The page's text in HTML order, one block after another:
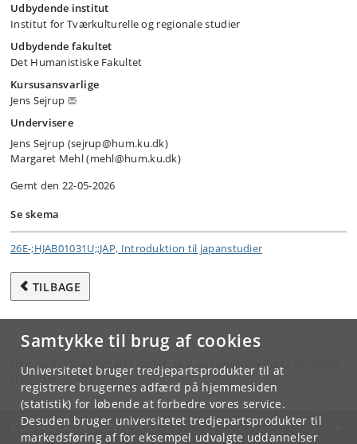
Samtykke til brug af cookies
Universitetet bruger tredjepartsprodukter til at
registrere brugernes adfærd på hjemmesiden
(statistik) for løbende at forbedre vores service.
Desuden bruger universitetet tredjepartsprodukter til
markedsføring af for eksempel udvalgte uddannelser
Udbydende institut
Institut for Tværkulturelle og regionale studier
Udbydende fakultet
Det Humanistiske Fakultet
Kursusansvarlige
Jens Sejrup
Undervisere
Jens Sejrup (sejrup@hum.ku.dk)
Margaret Mehl (mehl@hum.ku.dk)
Gemt den 22-05-2026
Se skema
26E-;HJAB01031U;;JAP, Introduktion til japanstudier
TILBAGE
Hvis du har spørgsmål til kurset, skal du henvende dig til din lokale
studieadministration.
KØBENHAVNS UNIVERSITET